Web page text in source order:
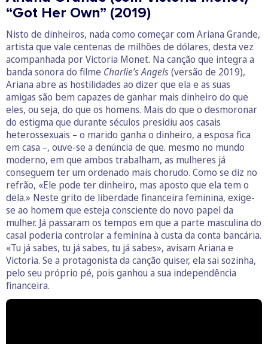
“Got Her Own” (2019)
Nisto de dinheiros, nada como começar com Ariana Grande,
artista que vale centenas de milhões de dólares, desta vez
acompanhada por Victoria Monet. Na canção que integra a
banda sonora do filme Charlie’s Angels(versão de 2019),
Ariana abre as hostilidades ao dizer que ela e as suas
amigas são bem capazes de ganhar mais dinheiro do que
eles, ou seja, do que os homens. Mais do que o desmoronar
do estigma que durante séculos presidiu aos casais
heterossexuais – o marido ganha o dinheiro, a esposa fica
em casa –, ouve-se a denúncia de que. mesmo no mundo
moderno, em que ambos trabalham, as mulheres já
conseguem ter um ordenado mais chorudo. Como se diz no
refrão, «Ele pode ter dinheiro, mas aposto que ela tem o
dela.» Neste grito de liberdade financeira feminina, exige-
se ao homem que esteja consciente do novo papel da
mulher. Já passaram os tempos em que a parte masculina do
casal poderia controlar a feminina à custa da conta bancária.
«Tu já sabes, tu já sabes, tu já sabes», avisam Ariana e
Victoria. Se a protagonista da canção quiser, ela sai sozinha,
pelo seu próprio pé, pois ganhou a sua independência
financeira.